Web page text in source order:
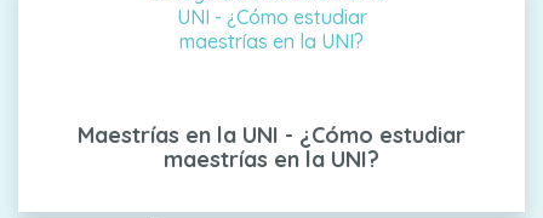
Maestrías en la UNI - ¿Cómo estudiar
maestrías en la UNI?